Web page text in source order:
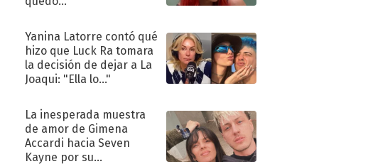
Yanina Latorre contó qué
hizo que Luck Ra tomara
la decisión de dejar a La
Joaqui: "Ella lo..."
La inesperada muestra
de amor de Gimena
Accardi hacia Seven
Kayne por su